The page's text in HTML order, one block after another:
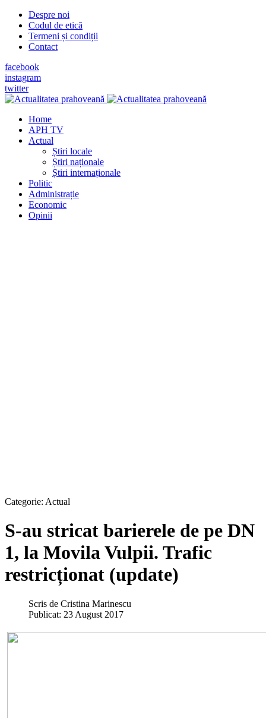
Despre noi
Codul de etică
Termeni și condiții
Contact
facebook
instagram
twitter
Home
APH TV
Actual
Știri locale
Știri naționale
Știri internaționale
Politic
Administrație
Economic
Opinii
Categorie: Actual
S-au stricat barierele de pe DN
1, la Movila Vulpii. Trafic
restricționat (update)
Scris de Cristina Marinescu
Publicat: 23 August 2017